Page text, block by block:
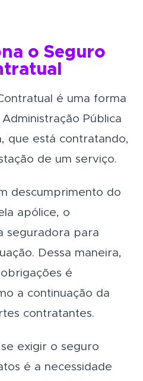
o Seguro
é uma forma
Pública
que está contratando,
de um serviço.
descumprimento do
apólice, o
seguradora para
Dessa maneira,
é
a continuação da
contratantes.
exigir o seguro
é a necessidade